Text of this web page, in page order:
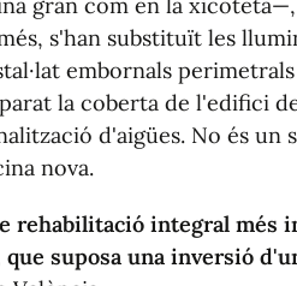
s'han substituït les
embornals
la coberta de l'edifici
d'aigües. No és un
nova.
rehabilitació integral més
suposa una inversió